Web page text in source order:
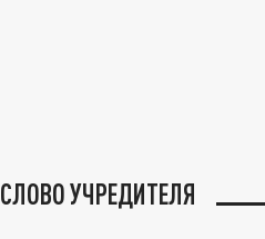
СЛОВО УЧРЕДИТЕЛЯ